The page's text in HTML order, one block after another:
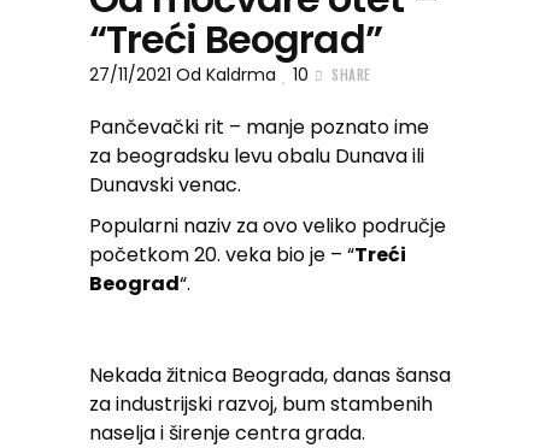
“Treći Beograd”
27/11/2021 Od Kaldrma 10 SHARE
Pančevački rit – manje poznato ime
za beogradsku levu obalu Dunava ili
Dunavski venac.
Popularni naziv za ovo veliko područje
početkom 20. veka bio je – “Treći
Beograd“.
Nekada žitnica Beograda, danas šansa
za industrijski razvoj, bum stambenih
naselja i širenje centra grada.